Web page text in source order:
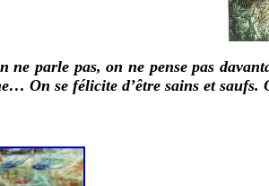
ne parle pas, on ne pense pas
On se félicite d’être sains et